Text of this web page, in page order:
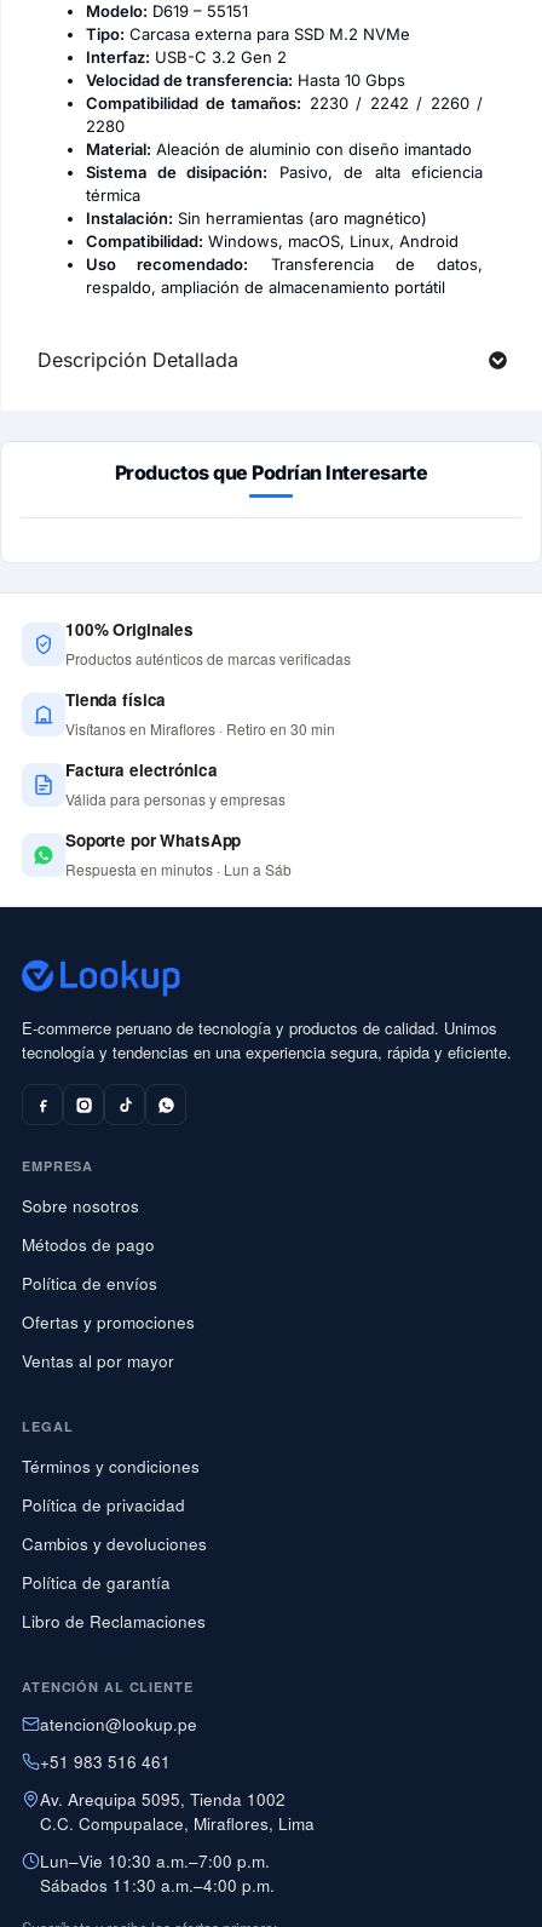
Modelo: D619 – 55151
Tipo: Carcasa externa para SSD M.2 NVMe
Interfaz: USB-C 3.2 Gen 2
Velocidad de transferencia: Hasta 10 Gbps
Compatibilidad de tamaños: 2230 / 2242 / 2260 /
2280
Material: Aleación de aluminio con diseño imantado
Sistema de disipación: Pasivo, de alta eficiencia
térmica
Instalación: Sin herramientas (aro magnético)
Compatibilidad: Windows, macOS, Linux, Android
Uso recomendado: Transferencia de datos,
respaldo, ampliación de almacenamiento portátil
Descripción Detallada
Productos que Podrían Interesarte
100% Originales
Productos auténticos de marcas verificadas
Tienda física
Visítanos en Miraflores · Retiro en 30 min
Factura electrónica
Válida para personas y empresas
Soporte por WhatsApp
Respuesta en minutos · Lun a Sáb
E-commerce peruano de tecnología y productos de calidad. Unimos
tecnología y tendencias en una experiencia segura, rápida y eficiente.
EMPRESA
Sobre nosotros
Métodos de pago
Política de envíos
Ofertas y promociones
Ventas al por mayor
LEGAL
Términos y condiciones
Política de privacidad
Cambios y devoluciones
Política de garantía
Libro de Reclamaciones
ATENCIÓN AL CLIENTE
atencion@lookup.pe
+51 983 516 461
Av. Arequipa 5095, Tienda 1002
C.C. Compupalace, Miraflores, Lima
Lun–Vie 10:30 a.m.–7:00 p.m.
Sábados 11:30 a.m.–4:00 p.m.